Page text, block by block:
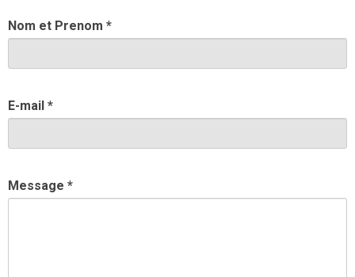
Nom et Prenom *
E-mail *
Message *